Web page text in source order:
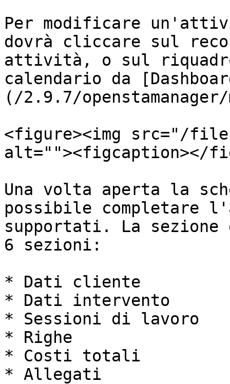
Per modificare
dovrà cliccare sul
attività, o sul
calendario da
(/2.9.7/
<figure><img src="/files/
alt=""><figcaption></
Una volta aperta la
possibile
supportati. La
6 sezioni:
* Dati cliente
* Dati intervento
* Sessioni di lavoro
* Righe
* Costi totali
* Allegati